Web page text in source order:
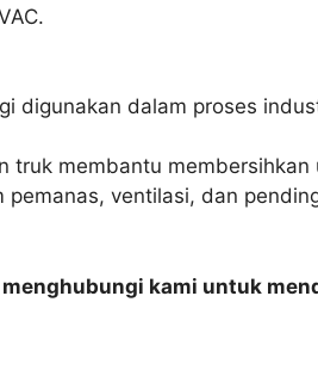
digunakan dalam proses
truk membantu
pemanas, ventilasi, dan
kami untuk